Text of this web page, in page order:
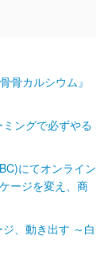
骨カルシウム』
ングで必ずやる
にてオンライン
ージを変え、商
、動き出す ～白